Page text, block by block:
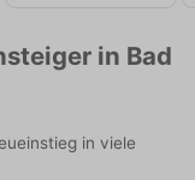
in Bad
in viele